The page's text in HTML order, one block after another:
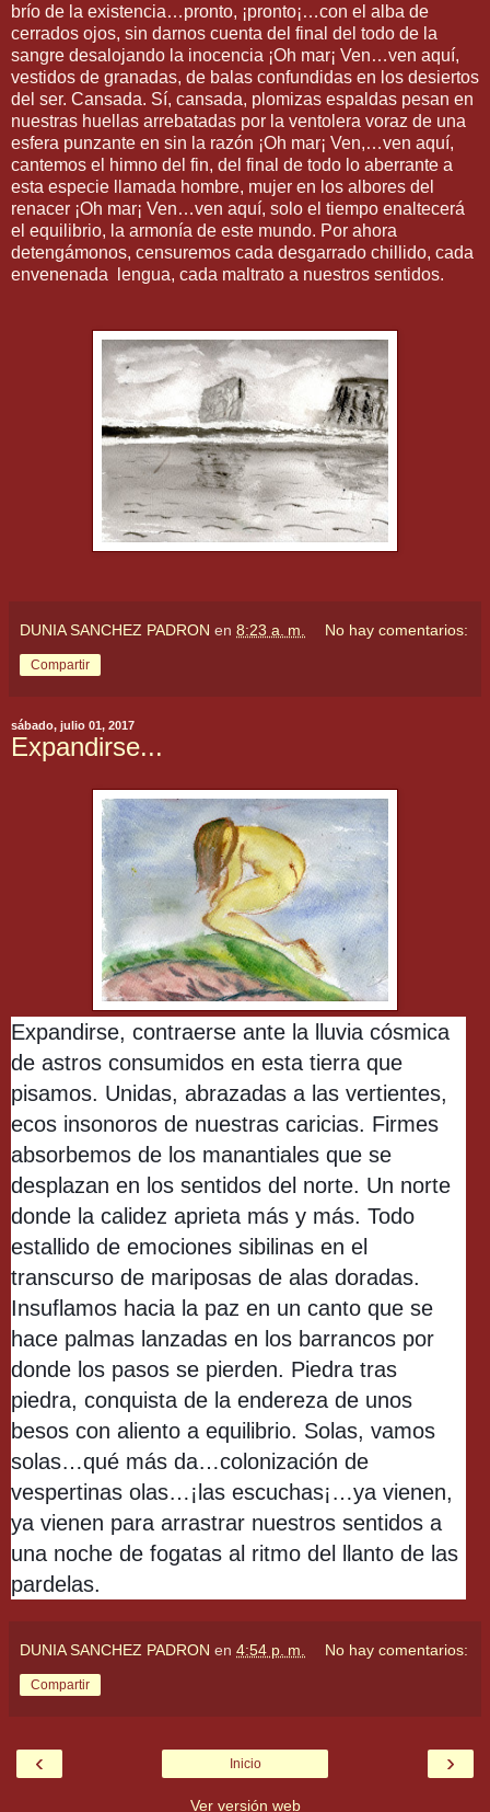
brío de la existencia…pronto, ¡pronto¡…con el alba de
cerrados ojos, sin darnos cuenta del final del todo de la
sangre desalojando la inocencia ¡Oh mar¡ Ven…ven aquí,
vestidos de granadas, de balas confundidas en los desiertos
del ser. Cansada. Sí, cansada, plomizas espaldas pesan en
nuestras huellas arrebatadas por la ventolera voraz de una
esfera punzante en sin la razón ¡Oh mar¡ Ven,…ven aquí,
cantemos el himno del fin, del final de todo lo aberrante a
esta especie llamada hombre, mujer en los albores del
renacer ¡Oh mar¡ Ven…ven aquí, solo el tiempo enaltecerá
el equilibrio, la armonía de este mundo. Por ahora
detengámonos, censuremos cada desgarrado chillido, cada
envenenada lengua, cada maltrato a nuestros sentidos.
DUNIA SANCHEZ PADRON en 8:23 a. m. No hay comentarios:
Compartir
sábado, julio 01, 2017
Expandirse...
Expandirse, contraerse ante la lluvia cósmica
de astros consumidos en esta tierra que
pisamos. Unidas, abrazadas a las vertientes,
ecos insonoros de nuestras caricias. Firmes
absorbemos de los manantiales que se
desplazan en los sentidos del norte. Un norte
donde la calidez aprieta más y más. Todo
estallido de emociones sibilinas en el
transcurso de mariposas de alas doradas.
Insuflamos hacia la paz en un canto que se
hace palmas lanzadas en los barrancos por
donde los pasos se pierden. Piedra tras
piedra, conquista de la endereza de unos
besos con aliento a equilibrio. Solas, vamos
solas…qué más da…colonización de
vespertinas olas…¡las escuchas¡…ya vienen,
ya vienen para arrastrar nuestros sentidos a
una noche de fogatas al ritmo del llanto de las
pardelas.
DUNIA SANCHEZ PADRON en 4:54 p. m. No hay comentarios:
Compartir
‹ ›
Inicio
Ver versión web